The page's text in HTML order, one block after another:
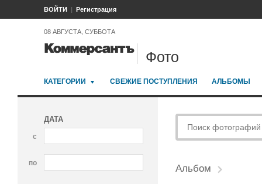
ВОЙТИ Регистрация
08 АВГУСТА, СУББОТА
Фото
КАТЕГОРИИ СВЕЖИЕ ПОСТУПЛЕНИЯ АЛЬБОМЫ
ДАТА
с
по
Альбом